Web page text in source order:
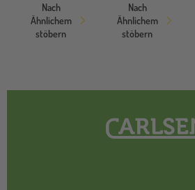
Nach
Ähnlichem
stöbern
Nach
Ähnlichem
stöbern